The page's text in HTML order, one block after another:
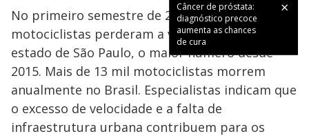
Câncer de próstata:
diagnóstico precoce
aumenta as chances
de cura
No primeiro semestre de 2025, sete
motociclistas perderam a vida diariamente no
estado de São Paulo, o maior número desde
2015. Mais de 13 mil motociclistas morrem
anualmente no Brasil. Especialistas indicam que
o excesso de velocidade e a falta de
infraestrutura urbana contribuem para os